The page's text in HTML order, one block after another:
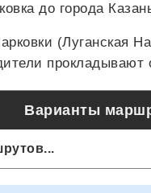
до города
(Луганская
прокладывают
Варианты